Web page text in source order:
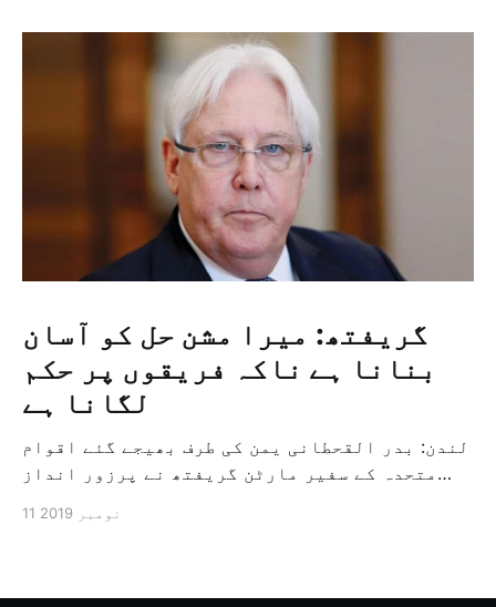
گریفتھ: میرا مشن حل کو آسان
بنانا ہے ناکہ فریقوں پر حکم
لگانا ہے
لندن: بدر القحطانی یمن کی طرف بھیجے گئے اقوام
متحدہ کے سفیر مارٹن گریفتھ نے پرزور انداز
ثالثی اور اس کشمکش کی حدبندی کرنے کے لئے ایک
11 نومبر 2019